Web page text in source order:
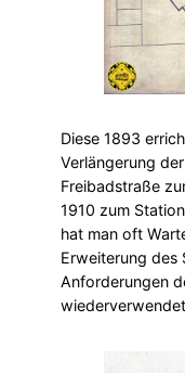
Diese 1893
Verlängerung
Freibadstraße
1910 zum
hat man oft
Erweiterung des
Anforderungen